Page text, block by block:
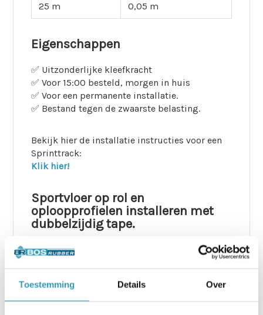
Toestemming Details Over
25 m 0,05 m
Eigenschappen
✅ Uitzonderlijke kleefkracht
✅ Voor 15:00 besteld, morgen in huis
✅ Voor een permanente installatie.
✅ Bestand tegen de zwaarste belasting.
Bekijk hier de installatie instructies voor een
Sprinttrack:
Klik hier!
Sportvloer op rol en
oploopprofielen installeren met
dubbelzijdig tape.
Naast Sprinttracks worden onze
Hi-Tech
Ook bij de Hi-Tech Granulaatrubber rollen kan
u uitgaan dat u 60% van de totale oppervlakte